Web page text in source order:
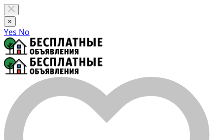
×
Yes No